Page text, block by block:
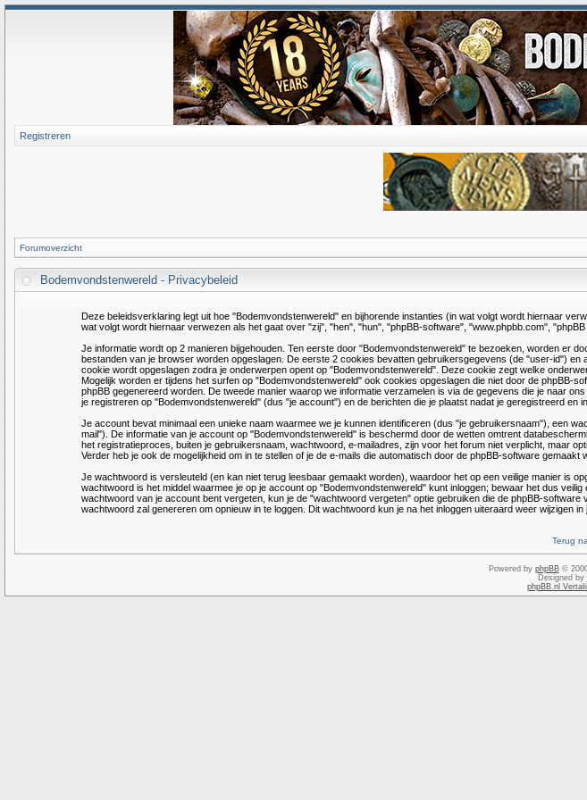
Registreren
Forumoverzicht
Bodemvondstenwereld - Privacybeleid
Deze beleidsverklaring legt uit hoe "Bodemvondstenwereld" en bijhorende instanties (in wat volgt wordt hiernaar
wat volgt wordt hiernaar verwezen als het gaat over "zij", "hen", "hun", "phpBB-software", "www.phpbb.com",
Je informatie wordt op 2 manieren bijgehouden. Ten eerste door "Bodemvondstenwereld" te bezoeken, worden er
bestanden van je browser worden opgeslagen. De eerste 2 cookies bevatten gebruikersgegevens (de "user-id")
cookie wordt opgeslagen zodra je onderwerpen opent op "Bodemvondstenwereld". Deze cookie zegt welke
Mogelijk worden er tijdens het surfen op "Bodemvondstenwereld" ook cookies opgeslagen die niet door de phpBB-
phpBB gegenereerd worden. De tweede manier waarop we informatie verzamelen is via de gegevens die je naar
je registreren op "Bodemvondstenwereld" (dus "je account") en de berichten die je plaatst nadat je geregistreerd en
Je account bevat minimaal een unieke naam waarmee we je kunnen identificeren (dus "je gebruikersnaam"), een
mail"). De informatie van je account op "Bodemvondstenwereld" is beschermd door de wetten omtrent
het registratieproces, buiten je gebruikersnaam, wachtwoord, e-mailadres, zijn voor het forum niet verplicht, maar
Verder heb je ook de mogelijkheid om in te stellen of je de e-mails die automatisch door de phpBB-software gemaakt
Je wachtwoord is versleuteld (en kan niet terug leesbaar gemaakt worden), waardoor het op een veilige manier is
wachtwoord is het middel waarmee je op je account op "Bodemvondstenwereld" kunt inloggen; bewaar het dus
wachtwoord van je account bent vergeten, kun je de "wachtwoord vergeten" optie gebruiken die de phpBB-
wachtwoord zal genereren om opnieuw in te loggen. Dit wachtwoord kun je na het inloggen uiteraard weer wijzigen in
Terug
Powered by phpBB©
Designed by
phpBB.nl